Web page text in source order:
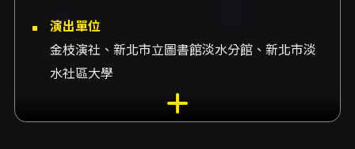
演出單位
金枝演社、新北市立圖書館淡水分館、新北市淡
水社區大學